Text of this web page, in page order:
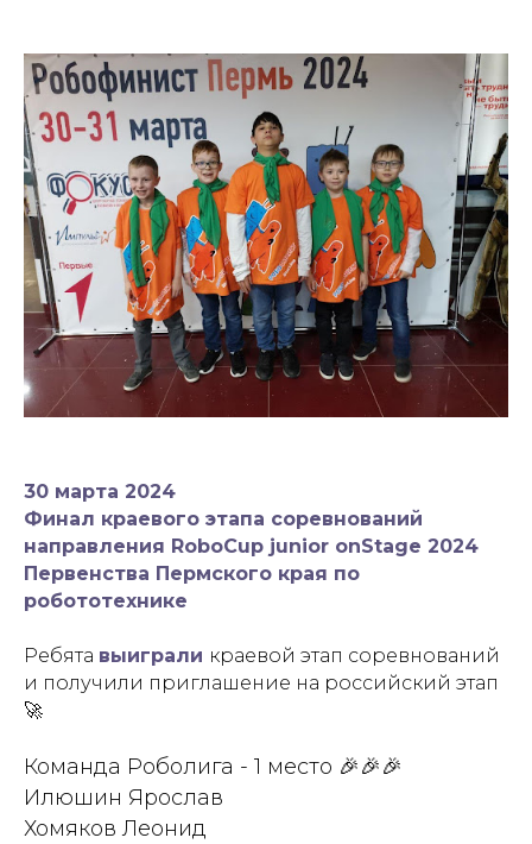
30 марта 2024
Финал краевого этапа соревнований
направления RoboCup junior onStage 2024
Первенства Пермского края по
робототехнике
Ребята выиграли краевой этап соревнований
и получили приглашение на российский этап
🚀
Команда Роболига - 1 место 🎉🎉🎉
Илюшин Ярослав
Хомяков Леонид